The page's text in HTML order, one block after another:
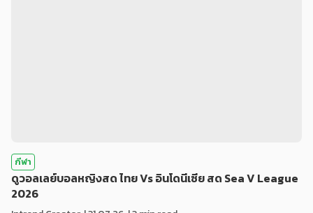
กีฬา
ดูวอลเลย์บอลหญิงสด ไทย Vs อินโดนีเซีย สด Sea V League
2026